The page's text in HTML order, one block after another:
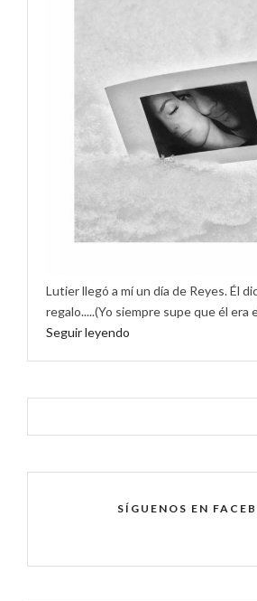
Lutier llegó a mí un día de Reyes. Él
regalo.....(Yo siempre supe que él era
Seguir leyendo
SÍGUENOS EN